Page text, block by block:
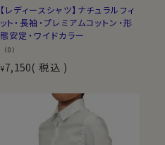
【レディースシャツ】ナチュラルフィ
ット・長袖・プレミアムコットン・形
態安定・ワイドカラー
（0）
¥7,150 税込